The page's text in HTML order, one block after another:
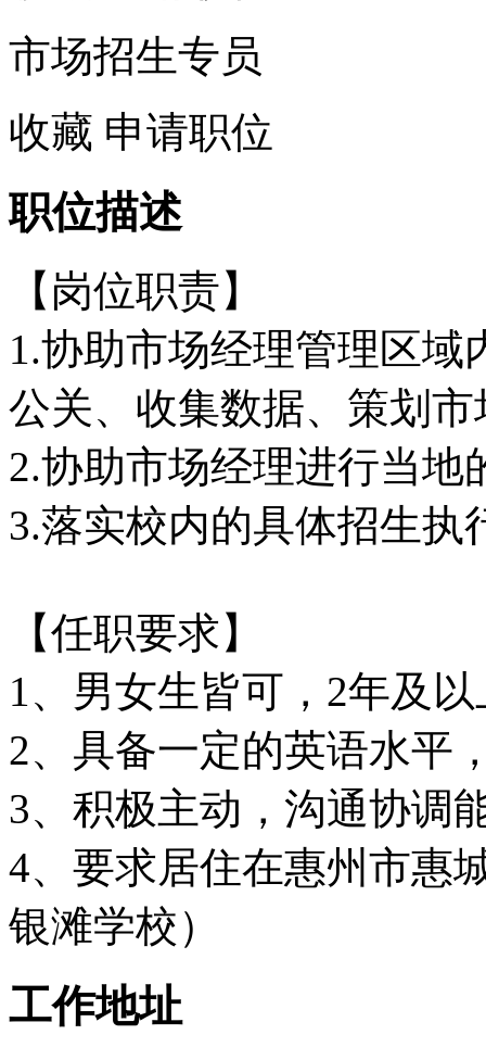
市场招生专员
收藏 申请职位
职位描述
【岗位职责】
1.协助市场经理管理区
公关、收集数据、策划
2.协助市场经理进行当地
3.落实校内的具体招生执
【任职要求】
1、男女生皆可，2年及
2、具备一定的英语水平
3、积极主动，沟通协调
4、要求居住在惠州市惠
银滩学校）
工作地址